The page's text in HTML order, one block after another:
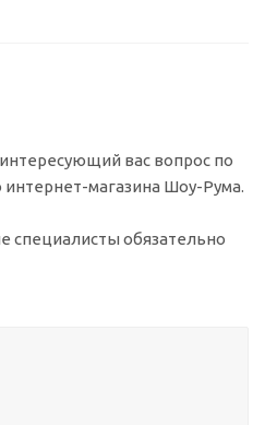
вас вопрос по
интернет-магазина Шоу-Рума.
обязательно